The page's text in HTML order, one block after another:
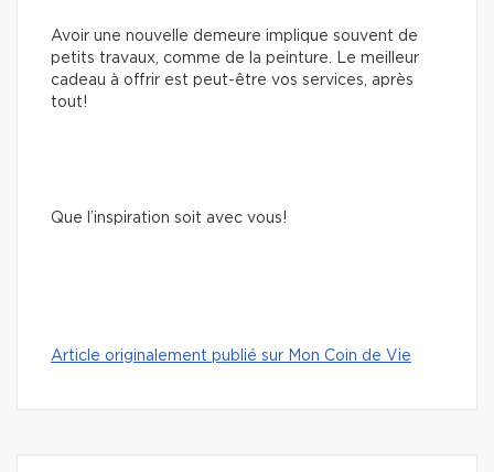
Avoir une nouvelle demeure implique souvent de
petits travaux, comme de la peinture. Le meilleur
cadeau à offrir est peut-être vos services, après
tout!
Que l’inspiration soit avec vous!
Article originalement publié sur Mon Coin de Vie